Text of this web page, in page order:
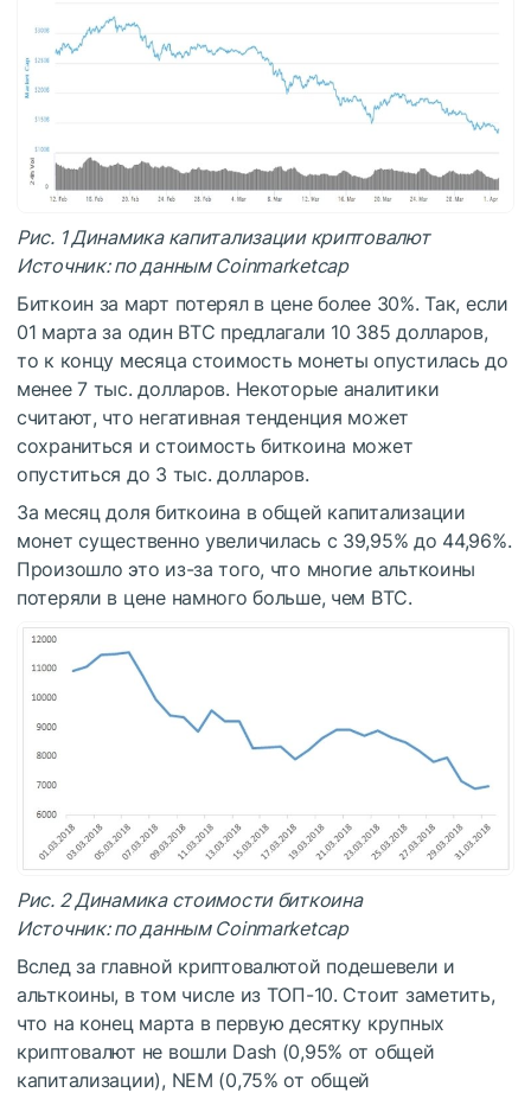
Рис. 1 Динамика капитализации криптовалют
Источник: по данным Сoinmarketcap
Биткоин за март потерял в цене более 30%. Так, если
01 марта за один BTC предлагали 10 385 долларов,
то к концу месяца стоимость монеты опустилась до
менее 7 тыс. долларов. Некоторые аналитики
считают, что негативная тенденция может
сохраниться и стоимость биткоина может
опуститься до 3 тыс. долларов.
За месяц доля биткоина в общей капитализации
монет существенно увеличилась с 39,95% до 44,96%.
Произошло это из-за того, что многие альткоины
потеряли в цене намного больше, чем BTC.
Рис. 2 Динамика стоимости биткоина
Источник: по данным Сoinmarketcap
Вслед за главной криптовалютой подешевели и
альткоины, в том числе из ТОП-10. Стоит заметить,
что на конец марта в первую десятку крупных
криптовалют не вошли Dash (0,95% от общей
капитализации), NEM (0,75% от общей